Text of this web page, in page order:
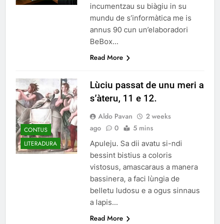
incumentzau su biàgiu in su
mundu de s’informàtica me is
annus 90 cun un’elaboradori
BeBox…
Read More
CONTUS
LITERADURA
Lùciu passat de unu meri a
s’àteru, 11 e 12.
Aldo Pavan
2 weeks
ago
0 5 mins
Apuleju. Sa dii avatu si-ndi
bessint bistius a coloris
vistosus, amascaraus a manera
bassinera, a faci lùngia de
belletu ludosu e a ogus sinnaus
a lapis…
Read More